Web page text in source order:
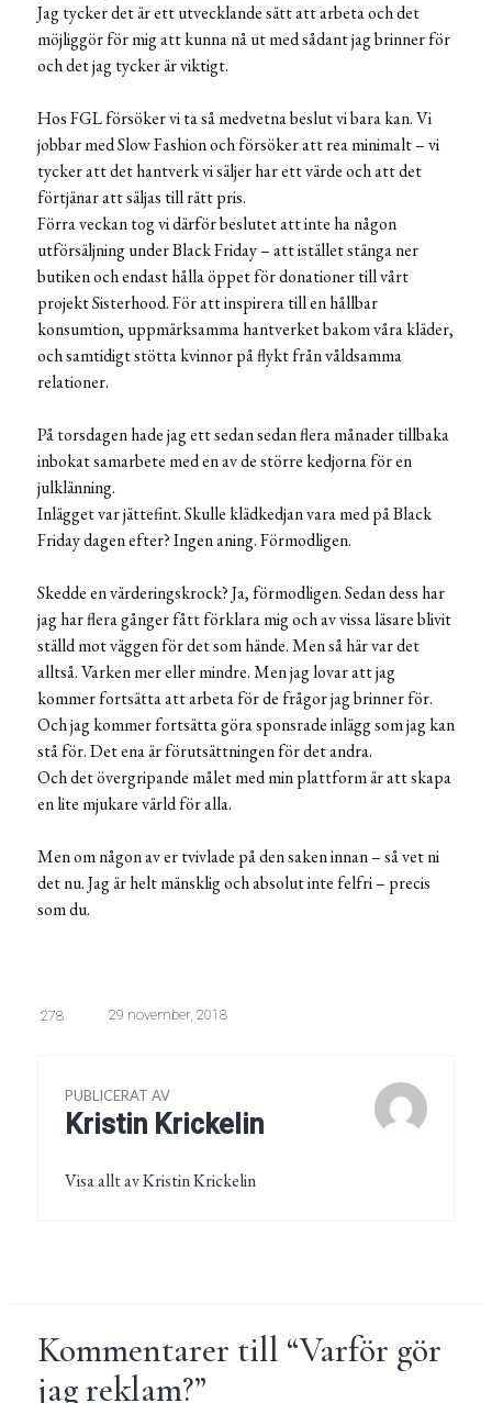
Jag tycker det är ett utvecklande sätt att arbeta och det
möjliggör för mig att kunna nå ut med sådant jag brinner för
och det jag tycker är viktigt.
Hos FGL försöker vi ta så medvetna beslut vi bara kan. Vi
jobbar med Slow Fashion och försöker att rea minimalt – vi
tycker att det hantverk vi säljer har ett värde och att det
förtjänar att säljas till rätt pris.
Förra veckan tog vi därför beslutet att inte ha någon
utförsäljning under Black Friday – att istället stänga ner
butiken och endast hålla öppet för donationer till vårt
projekt Sisterhood. För att inspirera till en hållbar
konsumtion, uppmärksamma hantverket bakom våra kläder,
och samtidigt stötta kvinnor på flykt från våldsamma
relationer.
På torsdagen hade jag ett sedan sedan flera månader tillbaka
inbokat samarbete med en av de större kedjorna för en
julklänning.
Inlägget var jättefint. Skulle klädkedjan vara med på Black
Friday dagen efter? Ingen aning. Förmodligen.
Skedde en värderingskrock? Ja, förmodligen. Sedan dess har
jag har flera gånger fått förklara mig och av vissa läsare blivit
ställd mot väggen för det som hände. Men så här var det
alltså. Varken mer eller mindre. Men jag lovar att jag
kommer fortsätta att arbeta för de frågor jag brinner för.
Och jag kommer fortsätta göra sponsrade inlägg som jag kan
stå för. Det ena är förutsättningen för det andra.
Och det övergripande målet med min plattform är att skapa
en lite mjukare värld för alla.
Men om någon av er tvivlade på den saken innan – så vet ni
det nu. Jag är helt mänsklig och absolut inte felfri – precis
som du.
278 29 november, 2018
PUBLICERAT AV
Kristin Krickelin
Visa allt av Kristin Krickelin
Kommentarer till “Varför gör
jag reklam?”